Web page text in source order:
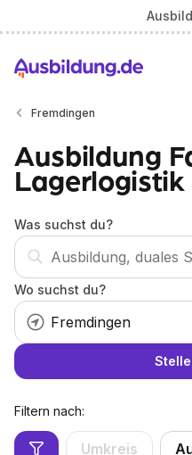
Fremdingen
Ausbildung
Was suchst du?
Wo suchst du?
Filtern nach:
Umkreis